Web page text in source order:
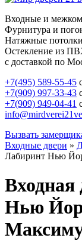
Входные и
Фурнитура и
Натяжные потолки
Остекление из
с доставкой по
+7(495) 589-55-45
+7(909) 997-33-43
+7(909) 949-04-41
Вызвать
Входные двери »
Лабиринт Нью
Входная
Нью